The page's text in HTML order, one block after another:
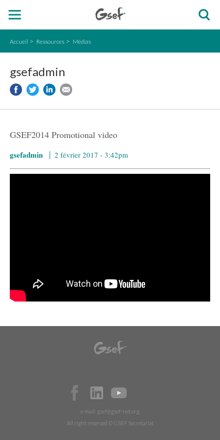
Accueil Ressources Médias
gsefadmin
GSEF2014 Promotional video
gsefadmin 2 février 2017 - 3:42pm
e-mail: gsef@gsef-net.org
All right reserved © GSEF Secretariat